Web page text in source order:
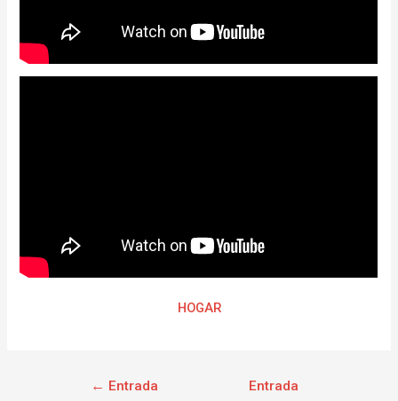
HOGAR
← Entrada
Entrada